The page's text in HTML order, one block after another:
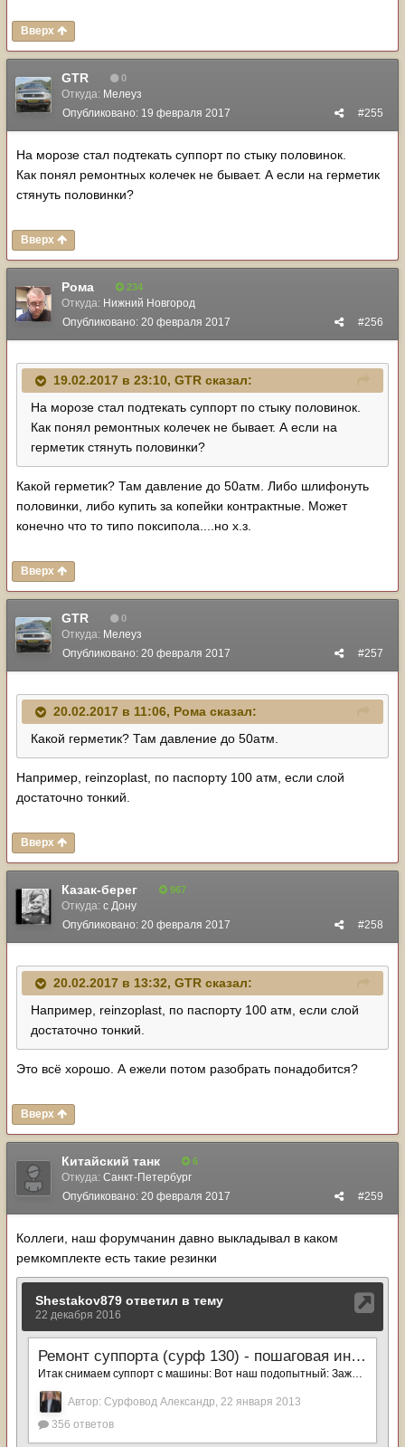
Вверх
GTR 0
Откуда: Мелеуз
#255
Опубликовано: 19 февраля 2017
На морозе стал подтекать суппорт по стыку половинок.
Как понял ремонтных колечек не бывает. А если на герметик
стянуть половинки?
Вверх
Рома 234
Откуда: Нижний Новгород
#256
Опубликовано: 20 февраля 2017
19.02.2017 в 23:10, GTR сказал:
На морозе стал подтекать суппорт по стыку половинок.
Как понял ремонтных колечек не бывает. А если на
герметик стянуть половинки?
Какой герметик? Там давление до 50атм. Либо шлифонуть
половинки, либо купить за копейки контрактные. Может
конечно что то типо поксипола....но х.з.
Вверх
GTR 0
Откуда: Мелеуз
#257
Опубликовано: 20 февраля 2017
20.02.2017 в 11:06, Рома сказал:
Какой герметик? Там давление до 50атм.
Например, reinzoplast, по паспорту 100 атм, если слой
достаточно тонкий.
Вверх
Казак-берег 967
Откуда: с Дону
#258
Опубликовано: 20 февраля 2017
20.02.2017 в 13:32, GTR сказал:
Например, reinzoplast, по паспорту 100 атм, если слой
достаточно тонкий.
Это всё хорошо. А ежели потом разобрать понадобится?
Вверх
Китайский танк 6
Откуда: Санкт-Петербург
#259
Опубликовано: 20 февраля 2017
Коллеги, наш форумчанин давно выкладывал в каком
ремкомплекте есть такие резинки